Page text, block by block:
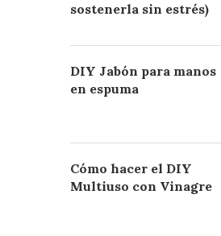
sostenerla sin estrés)
DIY Jabón para manos
en espuma
Cómo hacer el DIY
Multiuso con Vinagre